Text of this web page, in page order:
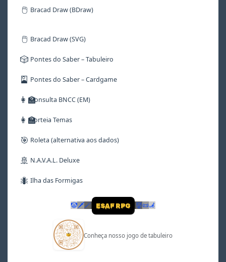
🖱️ Bracad Draw (BDraw)
🖱️ Bracad Draw (SVG)
🎲 Pontes do Saber – Tabuleiro
🎴 Pontes do Saber – Cardgame
👩‍🏫Consulta BNCC (EM)
👩‍🏫Sorteia Temas
🎯 Roleta (alternativa aos dados)
🚢 N.A.V.A.L. Deluxe
🐜 Ilha das Formigas
🤡 🗡🪄 ESAF RPG 👹📜🦼
Conheça nosso jogo de tabuleiro